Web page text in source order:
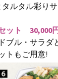
ルタル彩り
ット 30,000
ブル・サラダ
トもご用意!